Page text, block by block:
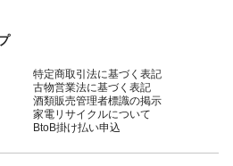
特定商取引法に基づく表記
古物営業法に基づく表記
酒類販売管理者標識の掲示
家電リサイクルについて
BtoB掛け払い申込